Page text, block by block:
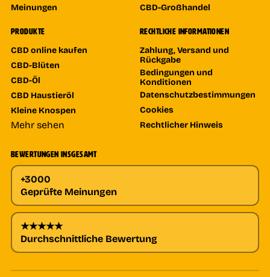
Meinungen
CBD-Großhandel
PRODUKTE
CBD online kaufen
CBD-Blüten
CBD-Öl
CBD Haustieröl
Kleine Knospen
Mehr sehen
RECHTLICHE INFORMATIONEN
Zahlung, Versand und
Rückgabe
Bedingungen und
Konditionen
Datenschutzbestimmungen
Cookies
Rechtlicher Hinweis
BEWERTUNGEN INSGESAMT
+3000
Geprüfte Meinungen
★★★★★
Durchschnittliche Bewertung